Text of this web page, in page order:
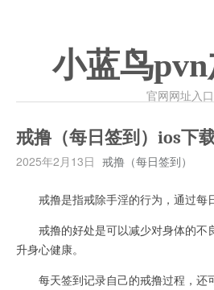
小蓝鸟
官网网址入口
戒撸（每日签到）ios下
2025年2月13日 戒撸（每日签到）
戒撸是指戒除手淫的行为，通过每
戒撸的好处是可以减少对身体的不
升身心健康。
每天签到记录自己的戒撸过程，还